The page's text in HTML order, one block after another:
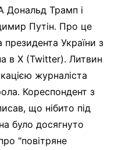
Дональд Трамп і
Путін. Про це
України з
в X (Twitter). Литвин
журналіста
Кореспондент з
що нібито під
було досягнуто
"повітряне